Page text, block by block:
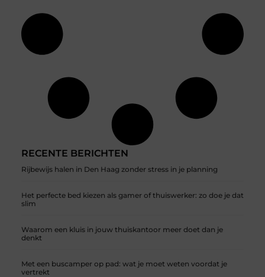
RECENTE BERICHTEN
Rijbewijs halen in Den Haag zonder stress in je planning
Het perfecte bed kiezen als gamer of thuiswerker: zo doe je dat
slim
Waarom een kluis in jouw thuiskantoor meer doet dan je
denkt
Met een buscamper op pad: wat je moet weten voordat je
vertrekt